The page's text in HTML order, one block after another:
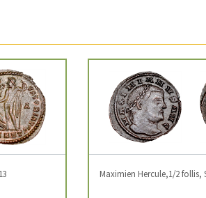
Maximien Hercule,1/2 follis,